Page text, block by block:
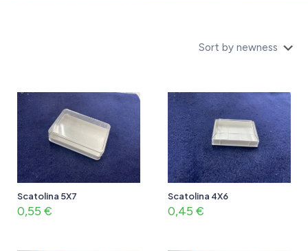
Scatolina 5X7
0,55 €
Scatolina 4X6
0,45 €